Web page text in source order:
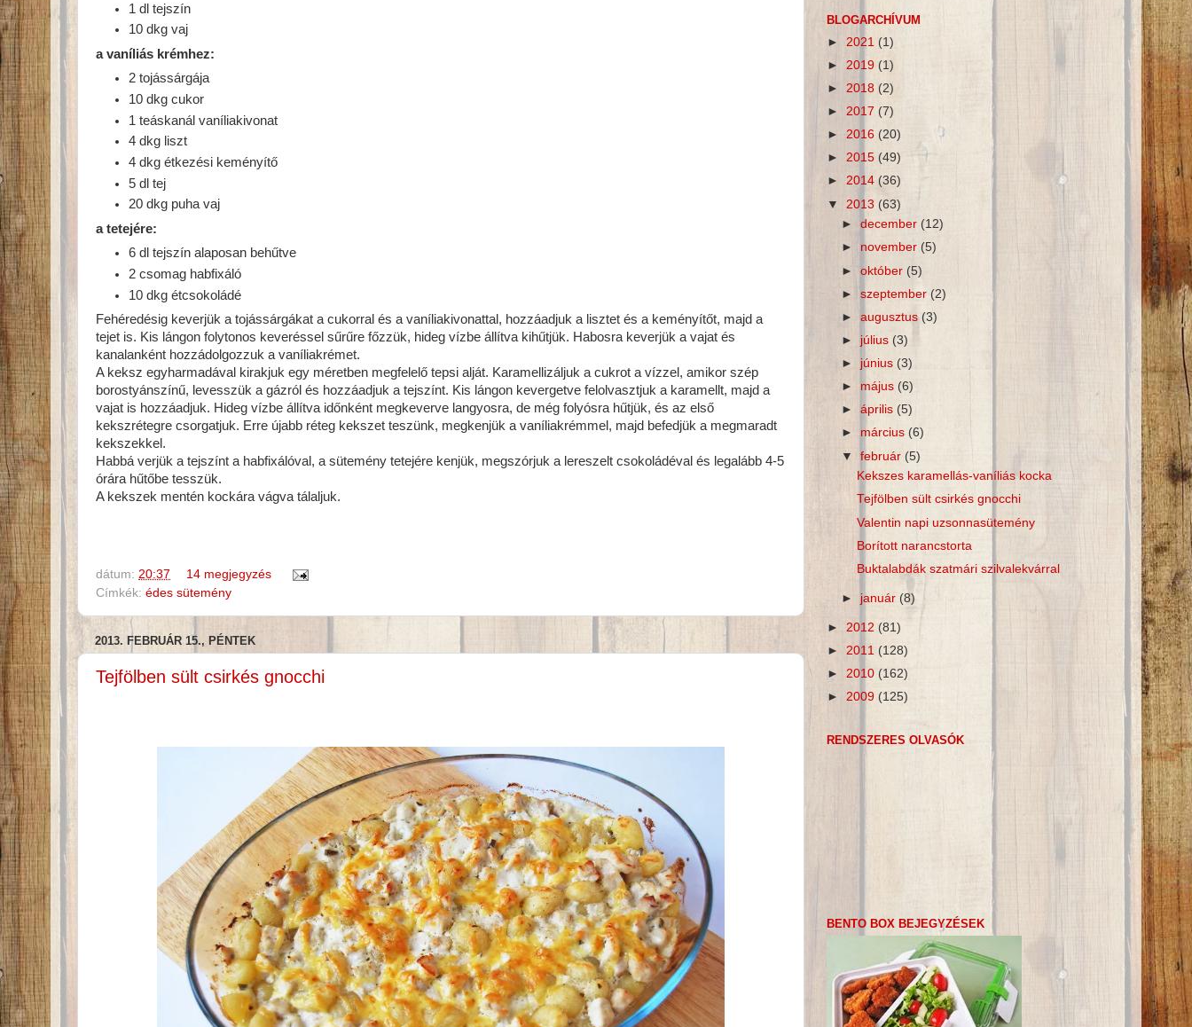
1 dl tejszín
10 dkg vaj
a vaníliás krémhez:
2 tojássárgája
10 dkg cukor
1 teáskanál vaníliakivonat
4 dkg liszt
4 dkg étkezési keményítő
5 dl tej
20 dkg puha vaj
a tetejére:
6 dl tejszín alaposan behűtve
2 csomag habfixáló
10 dkg étcsokoládé
Fehéredésig keverjük a tojássárgákat a cukorral és a vaníliakivonattal, hozzáadjuk a lisztet és a keményítőt, majd a
tejet is. Kis lángon folytonos keveréssel sűrűre főzzük, hideg vízbe állítva kihűtjük. Habosra keverjük a vajat és
kanalanként hozzádolgozzuk a vaníliakrémet.
A keksz egyharmadával kirakjuk egy méretben megfelelő tepsi alját. Karamellizáljuk a cukrot a vízzel, amikor szép
borostyánszínű, levesszük a gázról és hozzáadjuk a tejszínt. Kis lángon kevergetve felolvasztjuk a karamellt, majd a
vajat is hozzáadjuk. Hideg vízbe állítva időnként megkeverve langyosra, de még folyósra hűtjük, és az első
kekszrétegre csorgatjuk. Erre újabb réteg kekszet teszünk, megkenjük a vaníliakrémmel, majd befedjük a megmaradt
kekszekkel.
Habbá verjük a tejszínt a habfixálóval, a sütemény tetejére kenjük, megszórjuk a lereszelt csokoládéval és legalább 4-5
órára hűtőbe tesszük.
A kekszek mentén kockára vágva tálaljuk.
dátum: 20:37
14 megjegyzés
Címkék: édes sütemény
2013. FEBRUÁR 15., PÉNTEK
Tejfölben sült csirkés gnocchi
BLOGARCHÍVUM
► 2021 (1)
► 2019 (1)
► 2018 (2)
► 2017 (7)
► 2016 (20)
► 2015 (49)
► 2014 (36)
▼ 2013 (63)
►december (12)
► november (5)
►október (5)
►szeptember(2)
►augusztus(3)
► július (3)
► június (3)
► május (6)
►április (5)
► március (6)
▼február(5)
Kekszes karamellás-vaníliás kocka
Tejfölben sült csirkés gnocchi
Valentin napi uzsonnasütemény
Borított narancstorta
Buktalabdák szatmári szilvalekvárral
► január(8)
► 2012 (81)
► 2011 (128)
► 2010 (162)
► 2009 (125)
RENDSZERES OLVASÓK
BENTO BOX BEJEGYZÉSEK